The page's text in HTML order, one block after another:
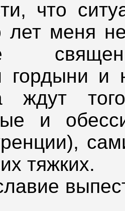
что
меня не
гордыни и
ждут
и
тяжких.